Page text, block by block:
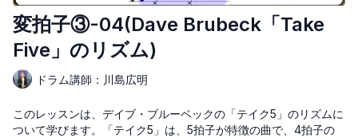
変拍子③-04(Dave Brubeck「Take
Five」のリズム)
ドラム講師：川島広明
このレッスンは、デイブ・ブルーベックの「テイク5」のリズムに
ついて学びます。「テイク5」は、5拍子が特徴の曲で、4拍子の